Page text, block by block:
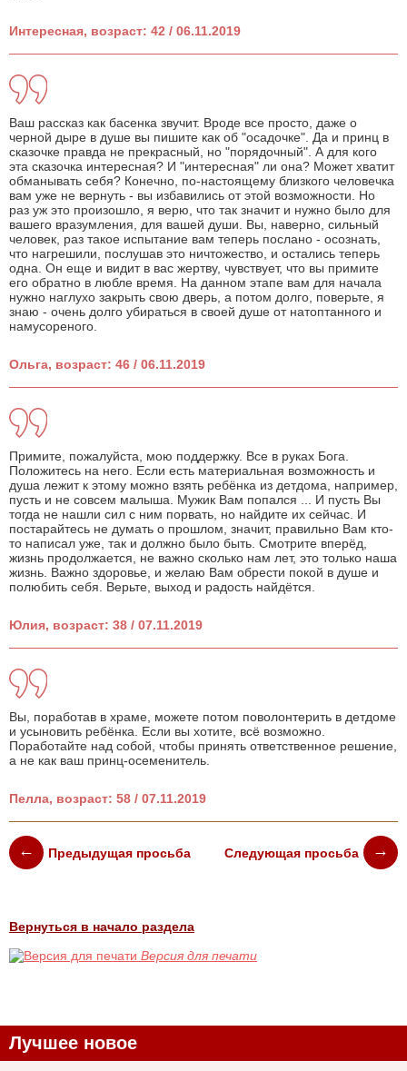
Интересная, возраст: 42 / 06.11.2019
Ваш рассказ как басенка звучит. Вроде все просто, даже о
черной дыре в душе вы пишите как об "осадочке". Да и принц в
сказочке правда не прекрасный, но "порядочный". А для кого
эта сказочка интересная? И "интересная" ли она? Может хватит
обманывать себя? Конечно, по-настоящему близкого человечка
вам уже не вернуть - вы избавились от этой возможности. Но
раз уж это произошло, я верю, что так значит и нужно было для
вашего вразумления, для вашей души. Вы, наверно, сильный
человек, раз такое испытание вам теперь послано - осознать,
что нагрешили, послушав это ничтожество, и остались теперь
одна. Он еще и видит в вас жертву, чувствует, что вы примите
его обратно в любле время. На данном этапе вам для начала
нужно наглухо закрыть свою дверь, а потом долго, поверьте, я
знаю - очень долго убираться в своей душе от натоптанного и
намусореного.
Ольга, возраст: 46 / 06.11.2019
Примите, пожалуйста, мою поддержку. Все в руках Бога.
Положитесь на него. Если есть материальная возможность и
душа лежит к этому можно взять ребёнка из детдома, например,
пусть и не совсем малыша. Мужик Вам попался ... И пусть Вы
тогда не нашли сил с ним порвать, но найдите их сейчас. И
постарайтесь не думать о прошлом, значит, правильно Вам кто-
то написал уже, так и должно было быть. Смотрите вперёд,
жизнь продолжается, не важно сколько нам лет, это только наша
жизнь. Важно здоровье, и желаю Вам обрести покой в душе и
полюбить себя. Верьте, выход и радость найдётся.
Юлия, возраст: 38 / 07.11.2019
Вы, поработав в храме, можете потом поволонтерить в детдоме
и усыновить ребёнка. Если вы хотите, всё возможно.
Поработайте над собой, чтобы принять ответственное решение,
а не как ваш принц-осеменитель.
Пелла, возраст: 58 / 07.11.2019
Предыдущая просьба Следующая просьба
Вернуться в начало раздела
Версия для печати
Лучшее новое